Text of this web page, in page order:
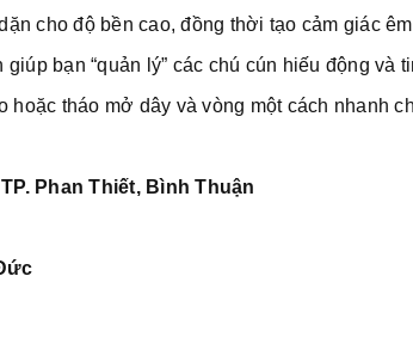
cho độ bền cao, đồng thời tạo cảm giác
bạn “quản lý” các chú cún hiếu động và
hoặc tháo mở dây và vòng một cách nhanh
Phan Thiết, Bình Thuận